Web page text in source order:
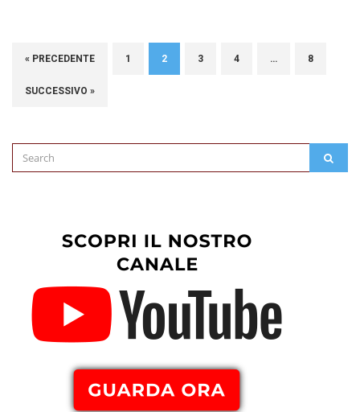
« PRECEDENTE 1 2 3 4 … 8
SUCCESSIVO »
Search
for: